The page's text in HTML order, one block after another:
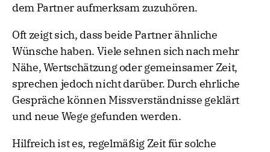
dem Partner aufmerksam zuzuhören.
Oft zeigt sich, dass beide Partner ähnliche
Wünsche haben. Viele sehnen sich nach mehr
Nähe, Wertschätzung oder gemeinsamer Zeit,
sprechen jedoch nicht darüber. Durch ehrliche
Gespräche können Missverständnisse geklärt
und neue Wege gefunden werden.
Hilfreich ist es, regelmäßig Zeit für solche